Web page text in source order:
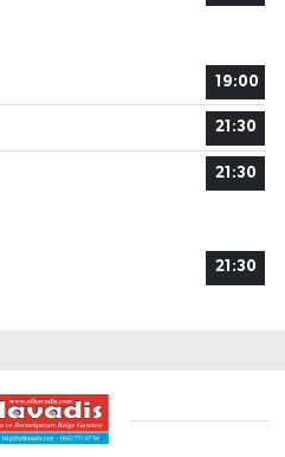
19:00
21:30
21:30
21:30